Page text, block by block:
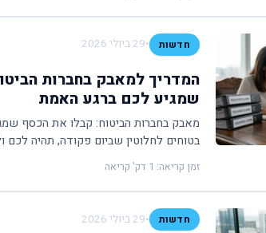
חדשות •29 ביולי 2026
המדריך למאבק בחברות
שמגיע לכם ברגע האמת
מאבק בחברות הביטוח: קבלו את הכסף
בטוחים לחלוטין שביום פקודה, תהיה
זמן קריאה: 1 דק' קריאה
חדשות •29 ביולי 2026